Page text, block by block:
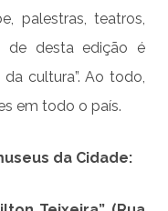
palestras, teatros,
de desta edição é
cultura”. Ao todo,
em todo o país.
da Cidade: